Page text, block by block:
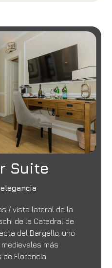
Suite
/ vista lateral de la
de la Catedral de
del Bargello, uno
más
de Florencia